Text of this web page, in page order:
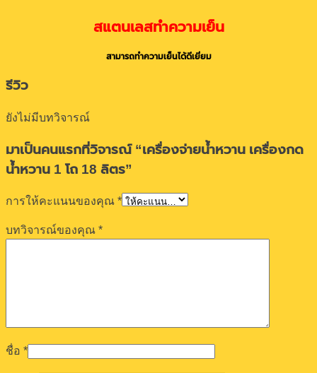
สแตนเลสทำความเย็น
สามารถทำความเย็นได้ดีเยี่ยม
รีวิว
ยังไม่มีบทวิจารณ์
มาเป็นคนแรกที่วิจารณ์ “เครื่องจ่ายน้ำหวาน เครื่องกด
น้ำหวาน 1 โถ 18 ลิตร”
การให้คะแนนของคุณ *
บทวิจารณ์ของคุณ *
ชื่อ *